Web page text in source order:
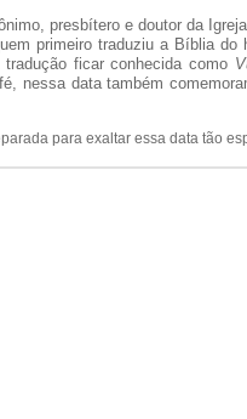
presbítero e doutor da
primeiro traduziu a Bíblia do
ficar conhecida como
nessa data também
para exaltar essa data tão